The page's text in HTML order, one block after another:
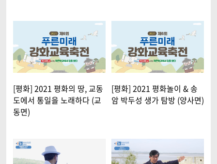
[평화] 2021 평화의 땅, 교동
도에서 통일을 노래하다 (교
동면)
[평화] 2021 평화놀이 & 송
암 박두성 생가 탐방 (양사면)